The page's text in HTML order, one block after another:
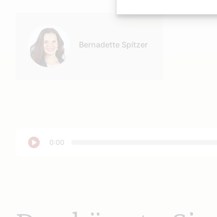
Bernadette Spitzer
Abspielen
0:00